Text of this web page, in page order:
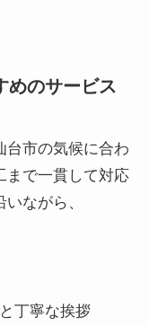
めのサービス
台市の気候に合わ
まで一貫して対応
ながら、
丁寧な挨拶